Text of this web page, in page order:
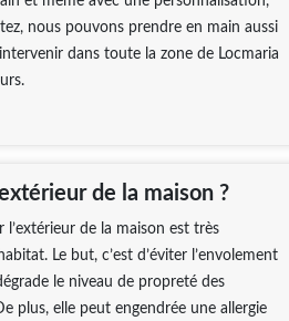
nous pouvons prendre en main aussi
dans toute la zone de Locmaria
de la maison ?
de la maison est très
Le but, c’est d’éviter l’envolement
le niveau de propreté des
plus, elle peut engendrée une allergie